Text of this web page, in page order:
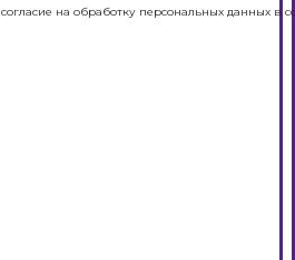
на обработку персональных данных в